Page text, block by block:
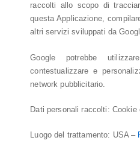
raccolti allo scopo di
questa Applicazione,
altri servizi sviluppati da
Google potrebbe
contestualizzare e
network pubblicitario.
Dati personali raccolti:
Luogo del trattamento: USA –